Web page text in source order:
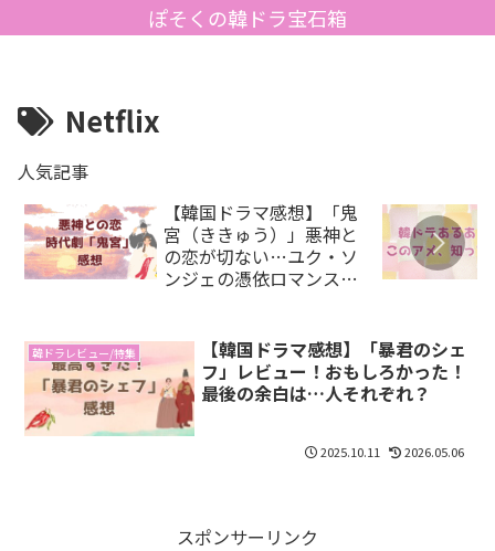
ぽそくの韓ドラ宝石箱
Netflix
人気記事
【韓国ドラマ感想】「鬼
宮（ききゅう）」悪神と
の恋が切ない…ユク・ソ
ンジェの憑依ロマンス時
韓ドラレビュー/特集
【韓国ドラマ感想】「暴君のシェ
フ」レビュー！おもしろかった！
最後の余白は…人それぞれ？
2025.10.11 2026.05.06
スポンサーリンク